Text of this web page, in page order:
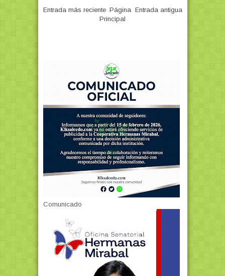
Entrada más reciente Entrada antigua
Página
Principal
Comunicado